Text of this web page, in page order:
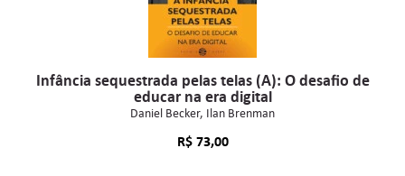
Infância sequestrada pelas telas (A): O desafio de
educar na era digital
Daniel Becker Ilan Brenman
R$73,00